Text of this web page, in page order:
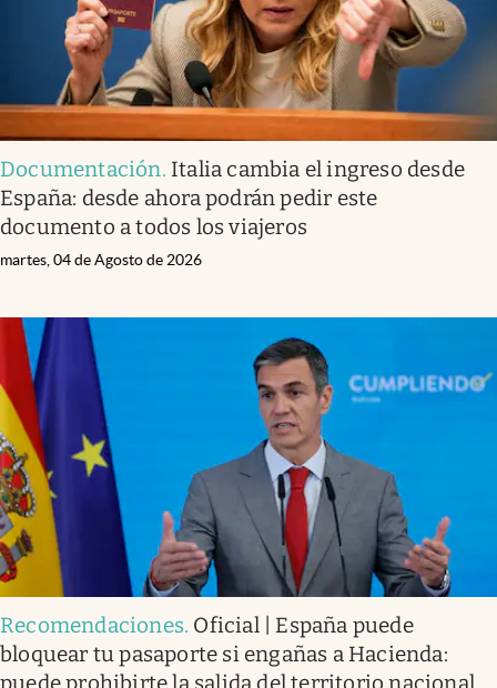
Documentación. Italia cambia el ingreso desde
España: desde ahora podrán pedir este
documento a todos los viajeros
martes, 04 de Agosto de 2026
Recomendaciones. Oficial | España puede
bloquear tu pasaporte si engañas a Hacienda: